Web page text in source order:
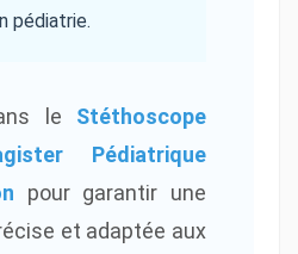
pédiatrie.
le Stéthoscope
Pédiatrique
pour garantir une
et adaptée aux